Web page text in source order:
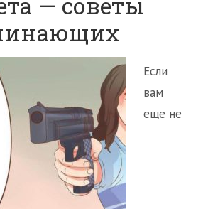
Если
вам
еще не